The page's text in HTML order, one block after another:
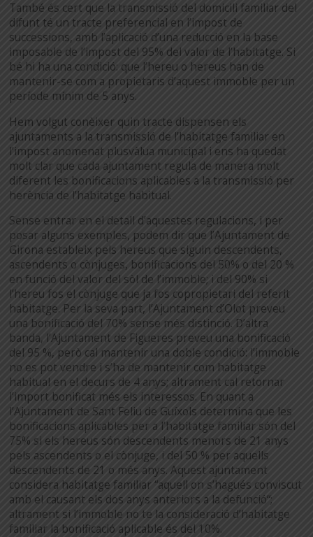
També és cert que la transmissió del domicili familiar del
difunt té un tracte preferencial en l’impost de
successions, amb l’aplicació d’una reducció en la base
imposable de l’impost del 95% del valor de l’habitatge. Si
bé hi ha una condició: que l’hereu o hereus han de
mantenir-se com a propietaris d’aquest immoble per un
període mínim de 5 anys.
Hem volgut conèixer quin tracte dispensen els
ajuntaments a la transmissió de l’habitatge familiar en
l’impost anomenat plusvàlua municipal i ens ha quedat
molt clar que cada ajuntament regula de manera molt
diferent les bonificacions aplicables a la transmissió per
herència de l’habitatge habitual.
Sense entrar en el detall d’aquestes regulacions, i per
posar alguns exemples, podem dir que l’Ajuntament de
Girona estableix pels hereus que siguin descendents,
ascendents o cònjuges, bonificacions del 50% o del 20 %
en funció del valor del sòl de l’immoble; i del 90% si
l’hereu fos el cònjuge que ja fos copropietari del referit
habitatge. Per la seva part, l’Ajuntament d’Olot preveu
una bonificació del 70% sense més distinció. D’altra
banda, l’Ajuntament de Figueres preveu una bonificació
del 95 %, però cal mantenir una doble condició: l’immoble
no es pot vendre i s’ha de mantenir com habitatge
habitual en el decurs de 4 anys; altrament cal retornar
l’import bonificat més els interessos. En quant a
l’Ajuntament de Sant Feliu de Guíxols determina que les
bonificacions aplicables per a l’habitatge familiar són del
75% si els hereus són descendents menors de 21 anys
pels ascendents o el cònjuge, i del 50 % per aquells
descendents de 21 o més anys. Aquest ajuntament
considera habitatge familiar “aquell on s’hagués conviscut
amb el causant els dos anys anteriors a la defunció“;
altrament si l’immoble no te la consideració d’habitatge
familiar la bonificació aplicable és del 10%.